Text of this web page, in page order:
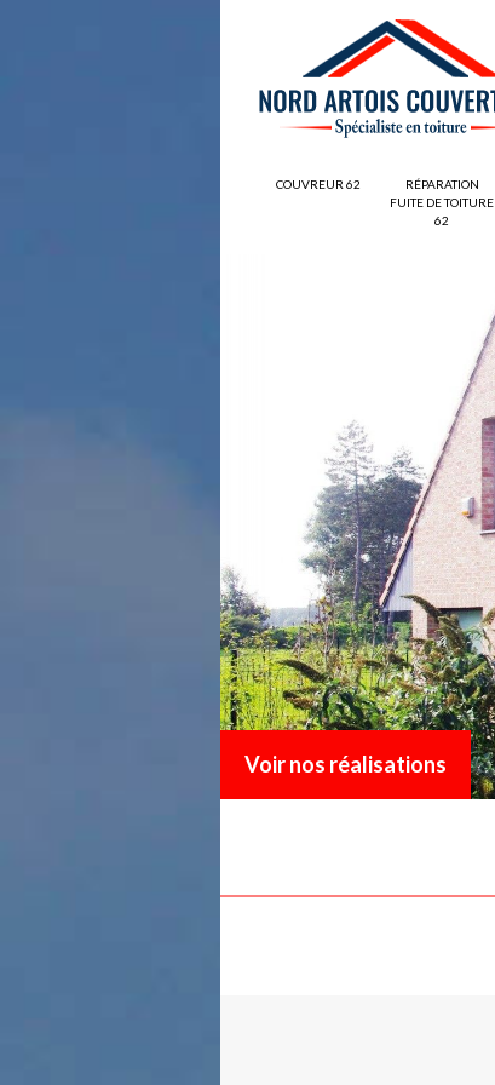
COUVREUR 62
RÉPARATION
FUITE DE TOITURE
62
Voir nos réalisations